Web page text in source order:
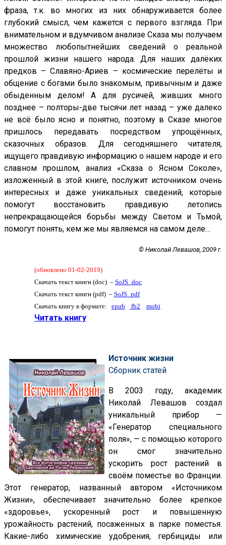
фраза, т.к. во многих из них обнаруживается более
глубокий смысл, чем кажется с первого взгляда. При
внимательном и вдумчивом анализе Сказа мы получаем
множество любопытнейших сведений о реальной
прошлой жизни нашего народа. Для наших далёких
предков – Славяно-Ариев – космические перелёты и
общение с богами было знакомым, привычным и даже
обыденным делом! А для русичей, живших много
позднее – полторы-две тысячи лет назад – уже далеко
не всё было ясно и понятно, поэтому в Сказе многое
пришлось передавать посредством упрощённых,
сказочных образов. Для сегодняшнего читателя,
ищущего правдивую информацию о нашем народе и его
славном прошлом, анализ «Сказа о Ясном Соколе»,
изложенный в этой книге, послужит источником очень
интересных и даже уникальных сведений, которые
помогут восстановить правдивую летопись
непрекращающейся борьбы между Светом и Тьмой,
помогут понять, кем же мы являемся на самом деле…
© Николай Левашов, 2009 г.
(обновлено 01-02-2019)
Скачать текст книги (doc) – SoJS_doc
Скачать текст книги (pdf) – SoJS_pdf
Скачать книгу в формате: epub fb2 mobi
Читать книгу
Источник жизни
Сборник статей
В 2003 году, академик
Николай Левашов создал
уникальный прибор —
«Генератор специального
поля», — с помощью которого
он смог значительно
ускорить рост растений в
своём поместье во Франции.
Этот генератор, названный автором «Источником
Жизни», обеспечивает значительно более крепкое
«здоровье», ускоренный рост и повышенную
урожайность растений, посаженных в парке поместья.
Какие-либо химические удобрения, гербициды или